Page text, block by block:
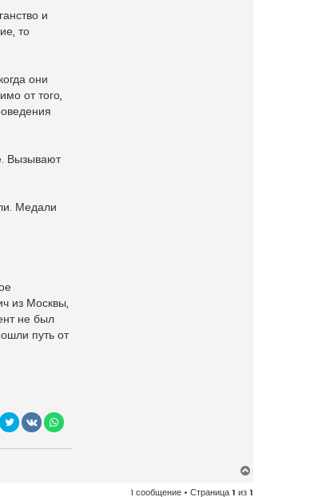
и
то
они
от того,
Вызывают
Медали
из Москвы,
не был
путь от
1 сообщение • Страница1 из1